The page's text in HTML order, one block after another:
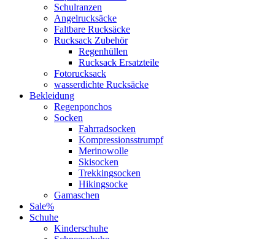
Schulranzen
Angelrucksäcke
Faltbare Rucksäcke
Rucksack Zubehör
Regenhüllen
Rucksack Ersatzteile
Fotorucksack
wasserdichte Rucksäcke
Bekleidung
Regenponchos
Socken
Fahrradsocken
Kompressionsstrumpf
Merinowolle
Skisocken
Trekkingsocken
Hikingsocke
Gamaschen
Sale%
Schuhe
Kinderschuhe